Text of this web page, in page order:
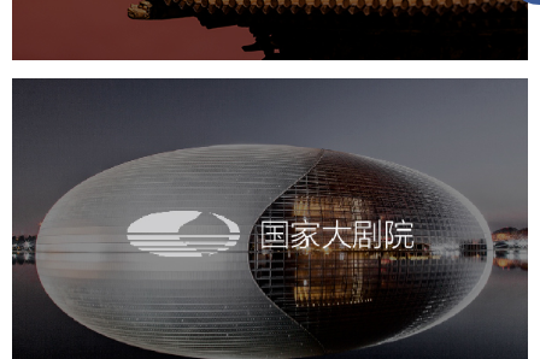
国家大剧院
文化艺术 剧院 智慧展馆 展馆网站建设